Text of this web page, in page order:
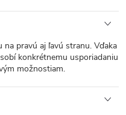
pravú aj ľavú stranu. Vďaka
konkrétnemu usporiadaniu
možnostiam.